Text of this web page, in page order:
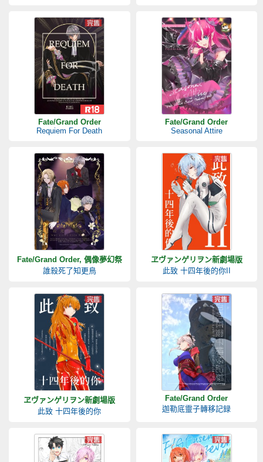
Fate/Grand Order
Requiem For Death
Fate/Grand Order
Seasonal Attire
Fate/Grand Order, 偶像夢幻祭
誰殺死了知更鳥
ヱヴァンゲリヲン新劇場版
此致 十四年後的你II
ヱヴァンゲリヲン新劇場版
此致 十四年後的你
Fate/Grand Order
迦勒底靈子轉移記録